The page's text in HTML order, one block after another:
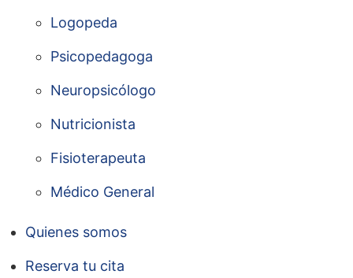
Logopeda
Psicopedagoga
Neuropsicólogo
Nutricionista
Fisioterapeuta
Médico General
Quienes somos
Reserva tu cita